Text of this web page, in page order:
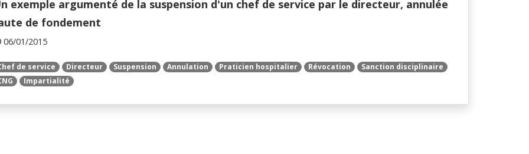
exemple argumenté de la suspension d'un chef de service par le directeur, annulée
de fondement
06/01/2015
de service Directeur Suspension Annulation Praticien hospitalier Révocation
Sanction disciplinaire
Impartialité